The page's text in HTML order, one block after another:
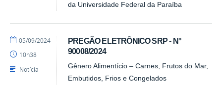
da Universidade Federal da Paraíba
PREGÃO ELETRÔNICO SRP - N°
90008/2024
Gênero Alimentício – Carnes, Frutos do Mar,
Embutidos, Frios e Congelados
por
-
PRA
publicado
05/09/2024
10h38
Notícia